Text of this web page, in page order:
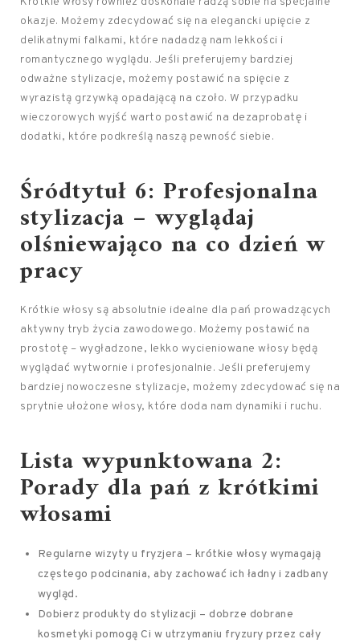
okazje. Możemy zdecydować się na elegancki upięcie z
delikatnymi falkami, które nadadzą nam lekkości i
romantycznego wyglądu. Jeśli preferujemy bardziej
odważne stylizacje, możemy postawić na spięcie z
wyrazistą grzywką opadającą na czoło. W przypadku
wieczorowych wyjść warto postawić na dezaprobatę i
dodatki, które podkreślą naszą pewność siebie.
Śródtytuł 6: Profesjonalna
stylizacja – wyglądaj
olśniewająco na co dzień w
pracy
Krótkie włosy są absolutnie idealne dla pań prowadzących
aktywny tryb życia zawodowego. Możemy postawić na
prostotę – wygładzone, lekko wycieniowane włosy będą
wyglądać wytwornie i profesjonalnie. Jeśli preferujemy
bardziej nowoczesne stylizacje, możemy zdecydować się na
sprytnie ułożone włosy, które doda nam dynamiki i ruchu.
Lista wypunktowana 2:
Porady dla pań z krótkimi
włosami
Regularne wizyty u fryzjera – krótkie włosy wymagają
częstego podcinania, aby zachować ich ładny i zadbany
wygląd.
Dobierz produkty do stylizacji – dobrze dobrane
kosmetyki pomogą Ci w utrzymaniu fryzury przez cały